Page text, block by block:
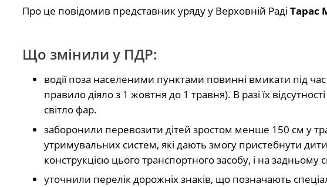
Про це повідомив представник уряду у Верховній Раді Тарас
Що змінили у ПДР:
водії поза населеними пунктами повинні вмикати під час
правило діяло з 1 жовтня до 1 травня). В разі їх
світло фар.
заборонили перевозити дітей зростом менше 150 см у
утримувальних систем, які дають змогу пристебнути
конструкцією цього транспортного засобу, і на
уточнили перелік дорожніх знаків, що позначають